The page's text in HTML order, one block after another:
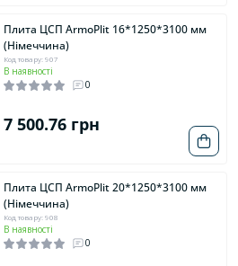
Плита ЦСП ArmoPlit 16*1250*3100 мм
(Німеччина)
Код товару: 907
В наявності
0
7 500.76 грн
Плита ЦСП ArmoPlit 20*1250*3100 мм
(Німеччина)
Код товару: 908
В наявності
0